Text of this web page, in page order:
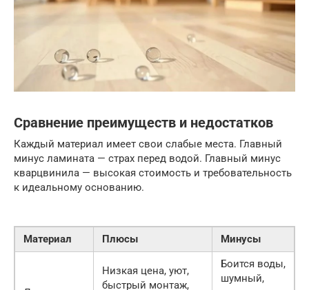
Сравнение преимуществ и недостатков
Каждый материал имеет свои слабые места. Главный
минус ламината — страх перед водой. Главный минус
кварцвинила — высокая стоимость и требовательность
к идеальному основанию.
Материал Плюсы Минусы
Низкая цена, уют,
быстрый монтаж,
Боится воды,
шумный,